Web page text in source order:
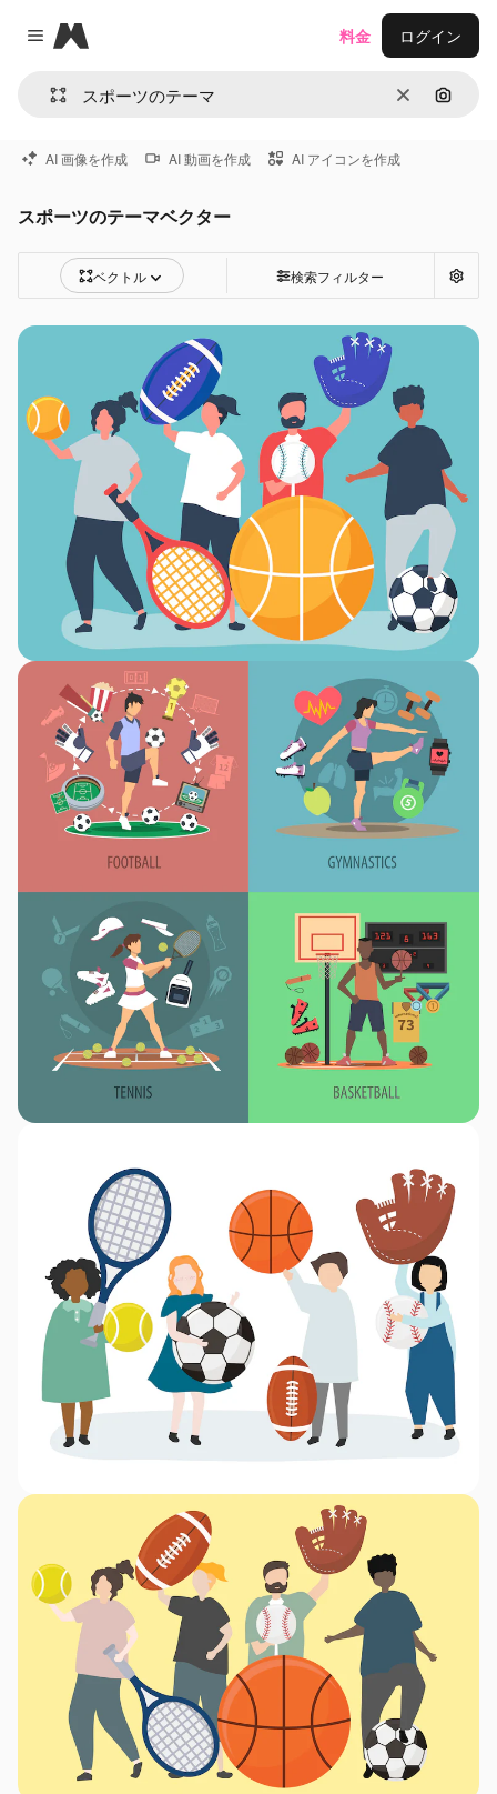
Close menu
Magnific
消去 画像で
料金 ログイン
AI 画像を作成 AI 動画を作成 AI アイコンを作成
スポーツのテーマベクター
ベクトル 検索フィルター